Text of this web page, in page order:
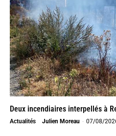
Deux incendiaires interpellés à
Actualités Julien Moreau - 07/08/